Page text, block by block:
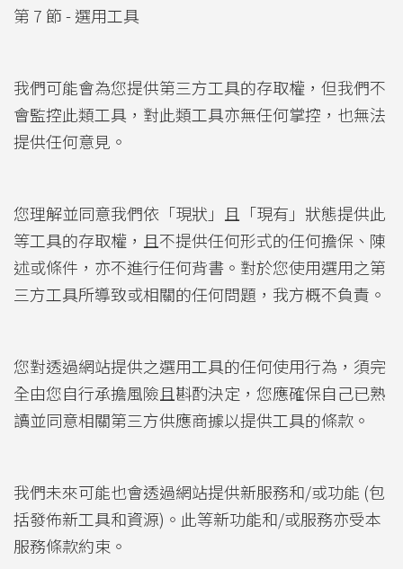
第 7 節 - 選用工具
我們可能會為您提供第三方工具的存取權，但我們不
會監控此類工具，對此類工具亦無任何掌控，也無法
提供任何意見。
您理解並同意我們依「現狀」且「現有」狀態提供此
等工具的存取權，且不提供任何形式的任何擔保、陳
述或條件，亦不進行任何背書。對於您使用選用之第
三方工具所導致或相關的任何問題，我方概不負責。
您對透過網站提供之選用工具的任何使用行為，須完
全由您自行承擔風險且斟酌決定，您應確保自己已熟
讀並同意相關第三方供應商據以提供工具的條款。
我們未來可能也會透過網站提供新服務和/或功能 (包
括發佈新工具和資源)。此等新功能和/或服務亦受本
服務條款約束。